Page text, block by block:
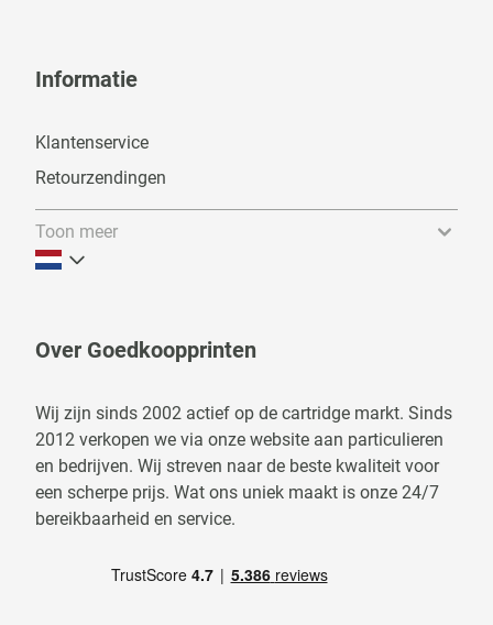
Informatie
Klantenservice
Retourzendingen
Toon meer
Over Goedkoopprinten
Wij zijn sinds 2002 actief op de cartridge markt. Sinds
2012 verkopen we via onze website aan particulieren
en bedrijven. Wij streven naar de beste kwaliteit voor
een scherpe prijs. Wat ons uniek maakt is onze 24/7
bereikbaarheid en service.